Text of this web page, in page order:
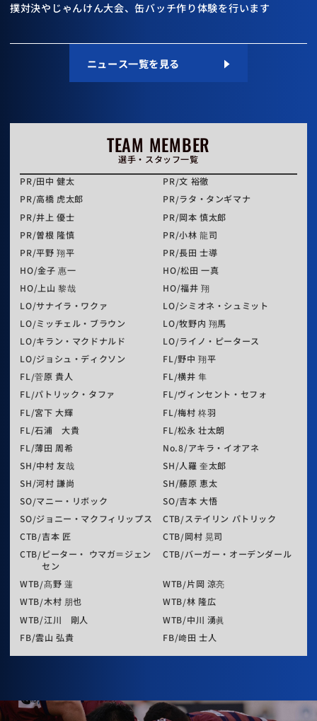
撲対決やじゃんけん大会、缶バッチ作り体験を行います
ニュース一覧を見る
TEAM MEMBER
選手・スタッフ一覧
PR 田中 健太 PR 文 裕徹
PR 高橋 虎太郎 PR ラタ・タンギマナ
PR 井上 優士 PR 岡本 慎太郎
PR 曽根 隆慎 PR 小林 龍司
PR 平野 翔平 PR 長田 士導
HO 金子 惠一 HO 松田 一真
HO
上山 黎哉 HO 福井 翔
LO サナイラ・ワクァ LO シミオネ・シュミット
LO ミッチェル・ブラウン LO 牧野内 翔馬
LO キラン・マクドナルド LO ライノ・ピータース
LO ジョシュ・ディクソン FL 野中 翔平
FL 菅原 貴人 FL 横井 隼
FL パトリック・タファ FL ヴィンセント・セフォ
FL 宮下 大輝 FL 梅村 柊羽
FL 石浦 大貴 FL 松永 壮太朗
FL 薄田 周希 No.8 アキラ・イオアネ
SH 中村 友哉 SH 人羅 奎太郎
SH 河村 謙尚 SH 藤原 恵太
SO マニー・リボック SO 吉本 大悟
SO ジョニー・マクフィリップス CTB ステイリン パトリック
CTB 吉本 匠 CTB 岡村 晃司
CTB ピーター・ ウマガ＝ジェン
セン
CTB バーガー・オーデンダール
WTB 髙野 蓮 WTB 片岡 涼亮
WTB 木村 朋也 WTB 林 隆広
WTB 江川 剛人 WTB 中川 湧眞
FB 雲山 弘貴 FB 﨑田 士人